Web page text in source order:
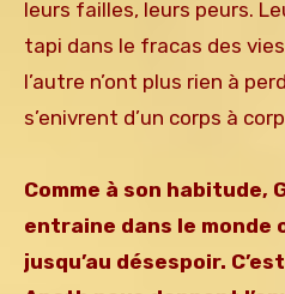
leurs failles, leurs peurs.
tapi dans le fracas des
l’autre n’ont plus rien à
s’enivrent d’un corps à
Comme à son habitude,
entraine dans le monde
jusqu’au désespoir.